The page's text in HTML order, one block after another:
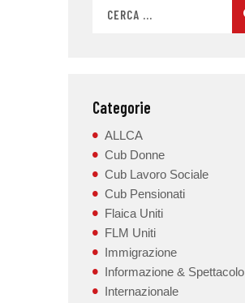
Categorie
ALLCA
Cub Donne
Cub Lavoro Sociale
Cub Pensionati
Flaica Uniti
FLM Uniti
Immigrazione
Informazione & Spettacolo
Internazionale